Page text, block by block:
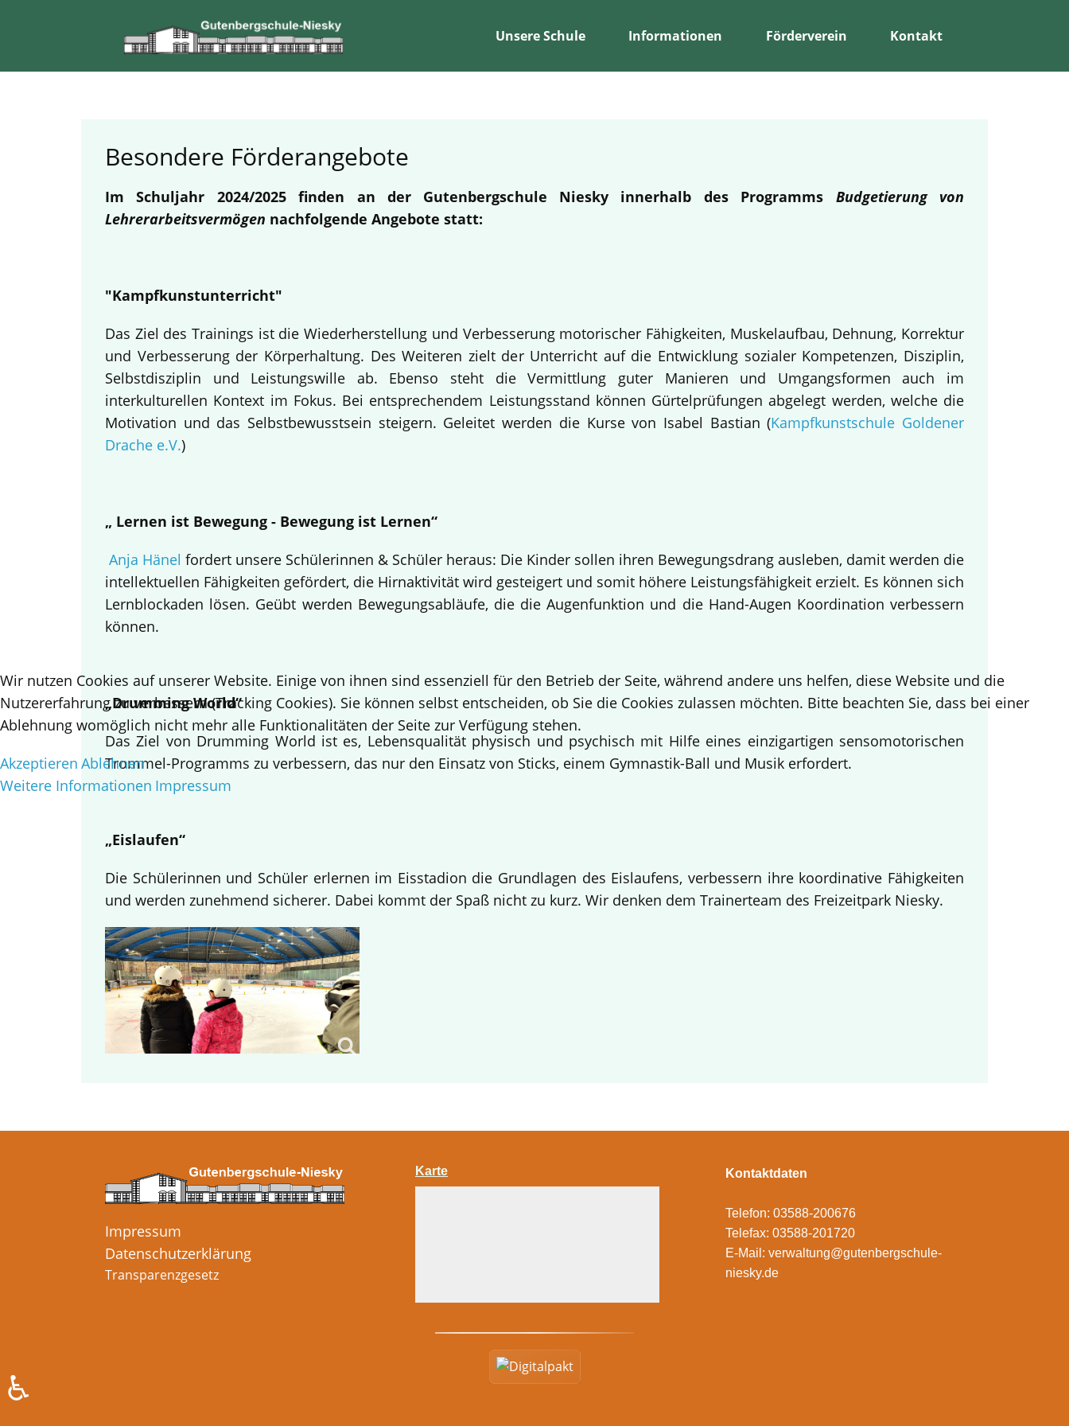
Unsere Schule Informationen Förderverein Kontakt
Besondere Förderangebote
Im Schuljahr 2024/2025 finden an der Gutenbergschule Niesky innerhalb des Programms Budgetierung von
Lehrerarbeitsvermögen nachfolgende Angebote statt:
"Kampfkunstunterricht"
Das Ziel des Trainings ist die Wiederherstellung und Verbesserung motorischer Fähigkeiten, Muskelaufbau, Dehnung, Korrektur
und Verbesserung der Körperhaltung. Des Weiteren zielt der Unterricht auf die Entwicklung sozialer Kompetenzen, Disziplin,
Selbstdisziplin und Leistungswille ab. Ebenso steht die Vermittlung guter Manieren und Umgangsformen auch im
interkulturellen Kontext im Fokus. Bei entsprechendem Leistungsstand können Gürtelprüfungen abgelegt werden, welche die
Motivation und das Selbstbewusstsein steigern. Geleitet werden die Kurse von Isabel Bastian (Kampfkunstschule Goldener
Drache e.V.)
„ Lernen ist Bewegung - Bewegung ist Lernen“
Anja Hänel fordert unsere Schülerinnen & Schüler heraus: Die Kinder sollen ihren Bewegungsdrang ausleben, damit werden die
intellektuellen Fähigkeiten gefördert, die Hirnaktivität wird gesteigert und somit höhere Leistungsfähigkeit erzielt. Es können sich
Lernblockaden lösen. Geübt werden Bewegungsabläufe, die die Augenfunktion und die Hand-Augen Koordination verbessern
können.
„Drumming World“
Das Ziel von Drumming World ist es, Lebensqualität physisch und psychisch mit Hilfe eines einzigartigen sensomotorischen
Trommel-Programms zu verbessern, das nur den Einsatz von Sticks, einem Gymnastik-Ball und Musik erfordert.
„Eislaufen“
Die Schülerinnen und Schüler erlernen im Eisstadion die Grundlagen des Eislaufens, verbessern ihre koordinative Fähigkeiten
und werden zunehmend sicherer. Dabei kommt der Spaß nicht zu kurz. Wir denken dem Trainerteam des Freizeitpark Niesky.
Impressum
Datenschutzerklärung
Transparenzgesetz
Karte Kontaktdaten
Telefon: 03588-200676
Telefax: 03588-201720
E-Mail: verwaltung@gutenbergschule-
niesky.de
Wir nutzen Cookies auf unserer Website. Einige von ihnen sind essenziell für den Betrieb der Seite, während andere uns helfen, diese Website und die
Nutzererfahrung zu verbessern (Tracking Cookies). Sie können selbst entscheiden, ob Sie die Cookies zulassen möchten. Bitte beachten Sie, dass bei einer
Ablehnung womöglich nicht mehr alle Funktionalitäten der Seite zur Verfügung stehen.
Akzeptieren Ablehnen
Weitere Informationen Impressum